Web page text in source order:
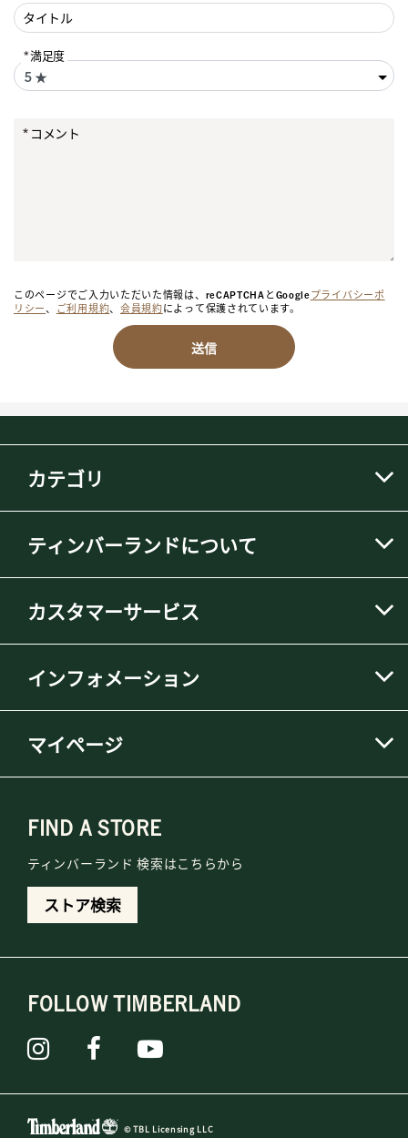
タイトル
満足度
コメント
このページでご入力いただいた情報は、reCAPTCHAとGoogleプライバシーポ
リシー、 ご利用規約、 会員規約によって保護されています。
送信
カテゴリ
ティンバーランドについて
カスタマーサービス
インフォメーション
マイページ
FIND A STORE
ティンバーランド 検索はこちらから
ストア検索
FOLLOW TIMBERLAND
© TBL Licensing LLC